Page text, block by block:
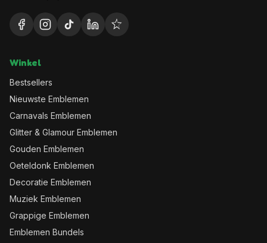
Winkel
Bestsellers
Nieuwste Emblemen
Carnavals Emblemen
Glitter & Glamour Emblemen
Gouden Emblemen
Oeteldonk Emblemen
Decoratie Emblemen
Muziek Emblemen
Grappige Emblemen
Emblemen Bundels